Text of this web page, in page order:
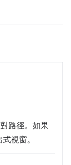
路徑。如果
視窗。